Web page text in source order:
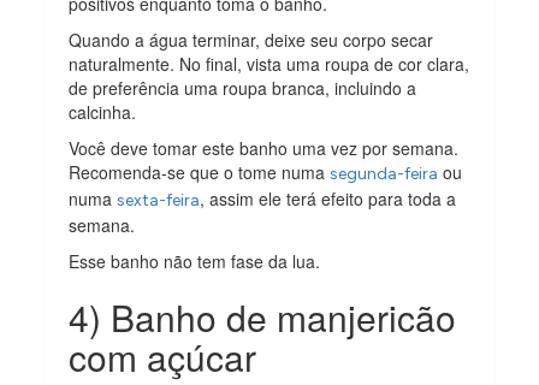
Quando a água terminar, deixe seu corpo secar
naturalmente. No final, vista uma roupa de cor clara,
de preferência uma roupa branca, incluindo a
calcinha.
Você deve tomar este banho uma vez por semana.
Recomenda-se que o tome numasegunda-feira ou
numasexta-feira, assim ele terá efeito para toda a
semana.
Esse banho não tem fase da lua.
4) Banho de manjericão
com açúcar